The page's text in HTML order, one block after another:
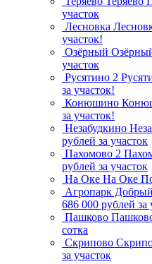
участок
Лесновка
участок!
Озёрный
участок
Русятино 2
за участок!
Конюшино
за участок!
Незабудкино
рублей за участок
Пахомово 2
рублей за участок
На Оке На Оке
Агропарк Добрый
686 000 рублей за
Пашково
сотка
Скрипово
за участок